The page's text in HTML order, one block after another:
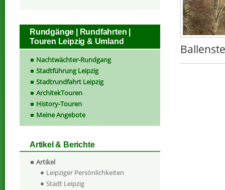
Rundgänge | Rundfahrten |
Touren Leipzig & Umland
Nachtwächter-Rundgang
Stadtführung Leipzig
Stadtrundfahrt Leipzig
ArchitekTouren
History-Touren
Meine Angebote
Artikel & Berichte
Artikel
Leipziger Persönlichkeiten
Stadt Leipzig